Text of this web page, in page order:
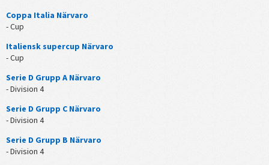
Coppa Italia Närvaro
- Cup
Italiensk supercup Närvaro
- Cup
Serie D Grupp A Närvaro
- Division 4
Serie D Grupp C Närvaro
- Division 4
Serie D Grupp B Närvaro
- Division 4